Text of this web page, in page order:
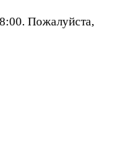
Пожалуйста,